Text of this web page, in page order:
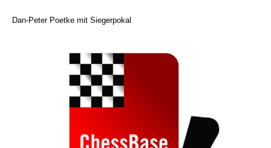
Dan-Peter Poetke mit Siegerpokal